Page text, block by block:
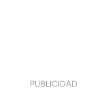
PUBLICIDAD